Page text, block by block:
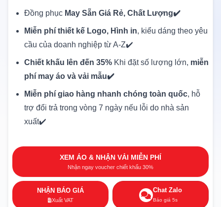
Đồng phục May Sẵn Giá Rẻ, Chất Lượng✔️
Miễn phí thiết kế Logo, Hình in, kiểu dáng theo yêu
cầu của doanh nghiệp từ A-Z✔️
Chiết khấu lên đến 35% Khi đặt số lượng lớn, miễn
phí may áo và vải mẫu✔️
Miễn phí giao hàng nhanh chóng toàn quốc, hỗ
trợ đổi trả trong vòng 7 ngày nếu lỗi do nhà sản
xuất✔️
XEM ÁO & NHẬN VẢI MIỄN PHÍ
Nhận ngay voucher chiết khấu 30%
NHẬN BÁO GIÁ
Xuất VAT
Chat Zalo
Báo giá 5s